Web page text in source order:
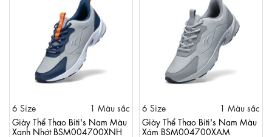
6 Size
1 Màu sắc
Giày Thể Thao Biti's Nam Màu
Xanh Nhớt BSM004700XNH
6 Size
1 Màu sắc
Giày Thể Thao Biti's Nam Màu
Xám BSM004700XAM